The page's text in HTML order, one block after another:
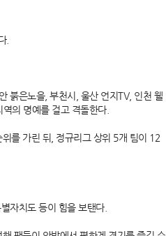
.
붉은노을, 부천시, 울산 언지TV, 인천 웰
의 명예를 걸고 격돌한다.
를 가린 뒤, 정규리그 상위 5개 팀이 12
자치도 등이 힘을 보탠다.